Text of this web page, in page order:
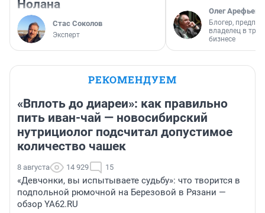
Нолана
Стас Соколов
Эксперт
Олег Арефьев
Блогер,
владелец в
бизнесе
РЕКОМЕНДУЕМ
«Вплоть до диареи»: как правильно
пить иван-чай — новосибирский
нутрициолог подсчитал допустимое
количество чашек
8 августа 14 929 15
«Девчонки, вы испытываете судьбу»: что творится в
подпольной рюмочной на Березовой в Рязани —
обзор YA62.RU